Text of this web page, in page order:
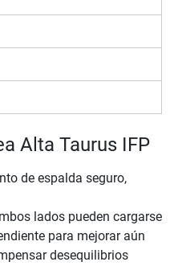
Alta Taurus IFP
de espalda seguro,
lados pueden cargarse
para mejorar aún
desequilibrios